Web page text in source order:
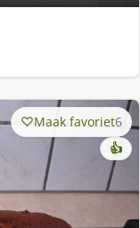
Maak favoriet6
👍